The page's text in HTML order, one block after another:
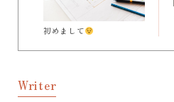
初めまして
Writer